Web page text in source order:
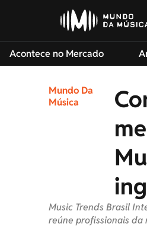
Acontece no Mercado
Mundo Da
Música
Music Trends Brasil
reúne profissionais da